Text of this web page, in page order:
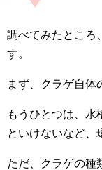
調べてみたところ
す。
まず、クラゲ自体
もうひとつは、水
といけないなど、
ただ、クラゲの種